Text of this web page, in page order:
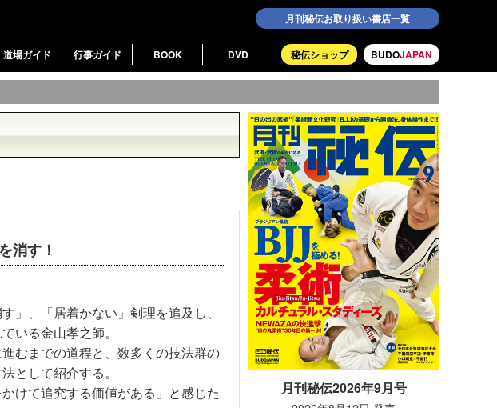
月刊秘伝お取り扱い書店一覧
BUDOJAPAN
秘伝ショップ
道場ガイド 行事ガイド BOOK DVD
消す！
」、「居着かない」剣理を追及し、
いる金山孝之師。
むまでの道程と、数多くの技法群の
として紹介する。
けて追究する価値がある」と感じた
月刊秘伝2026年9月号